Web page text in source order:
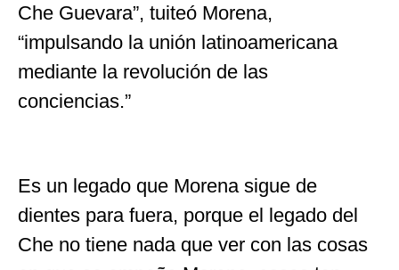
Che Guevara”, tuiteó Morena,
“impulsando la unión latinoamericana
mediante la revolución de las
conciencias.”
Es un legado que Morena sigue de
dientes para fuera, porque el legado del
Che no tiene nada que ver con las cosas